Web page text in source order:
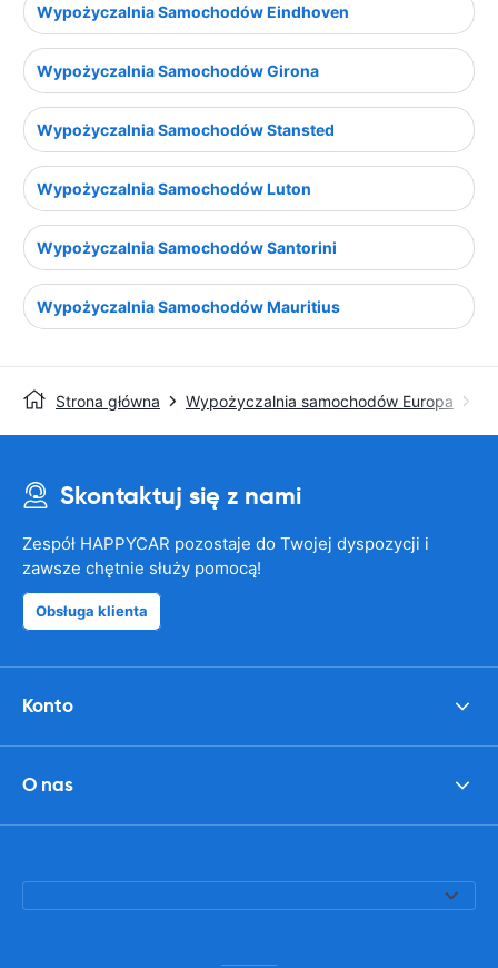
Wypożyczalnia Samochodów Eindhoven
Wypożyczalnia Samochodów Girona
Wypożyczalnia Samochodów Stansted
Wypożyczalnia Samochodów Luton
Wypożyczalnia Samochodów Santorini
Wypożyczalnia Samochodów Mauritius
Strona główna Wypożyczalnia samochodów Europa
Skontaktuj się z nami
Zespół HAPPYCAR pozostaje do Twojej dyspozycji i
zawsze chętnie służy pomocą!
Obsługa klienta
Konto
O nas